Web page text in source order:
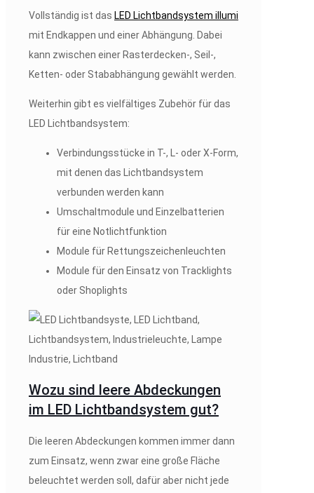
Vollständig ist das LED Lichtbandsystem illumi
mit Endkappen und einer Abhängung. Dabei
kann zwischen einer Rasterdecken-, Seil-,
Ketten- oder Stababhängung gewählt werden.
Weiterhin gibt es vielfältiges Zubehör für das
LED Lichtbandsystem:
Verbindungsstücke in T-, L- oder X-Form,
mit denen das Lichtbandsystem
verbunden werden kann
Umschaltmodule und Einzelbatterien
für eine Notlichtfunktion
Module für Rettungszeichenleuchten
Module für den Einsatz von Tracklights
oder Shoplights
Wozu sind leere Abdeckungen
im LED Lichtbandsystem gut?
Die leeren Abdeckungen kommen immer dann
zum Einsatz, wenn zwar eine große Fläche
beleuchtet werden soll, dafür aber nicht jede